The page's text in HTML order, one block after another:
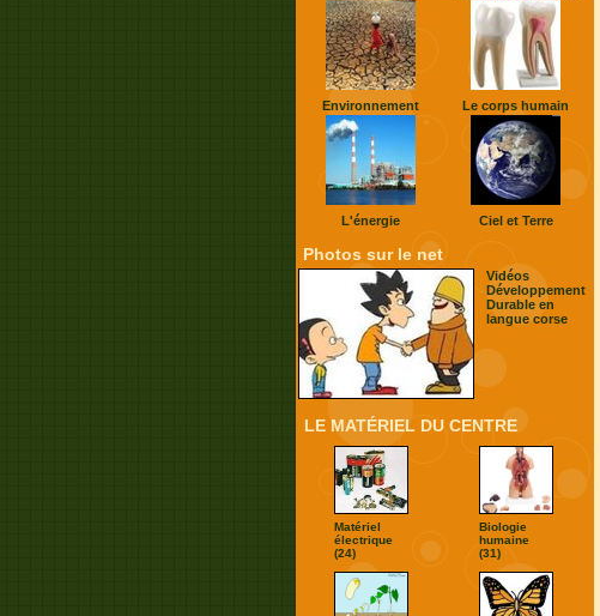
Environnement Le corps humain
L'énergie Ciel et Terre
Photos sur le net
Vidéos
Développement
Durable en
langue corse
LE MATÉRIEL DU CENTRE
Matériel
électrique
(24)
Biologie
humaine
(31)